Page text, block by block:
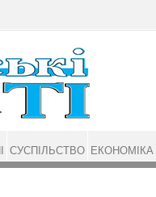
СУСПІЛЬСТВО ЕКОНОМІКА